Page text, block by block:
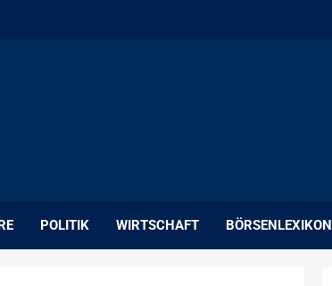
POLITIK WIRTSCHAFT BÖRSENLEXIKON